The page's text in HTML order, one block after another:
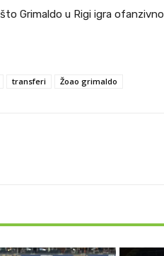
Grimaldo u Rigi igra
transferi Žoao grimaldo